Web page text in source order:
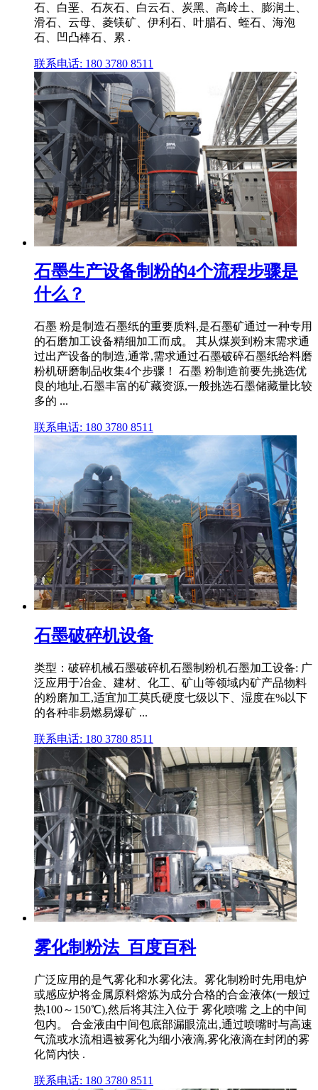
石、白垩、石灰石、白云石、炭黑、高岭土、膨润土、
滑石、云母、菱镁矿、伊利石、叶腊石、蛭石、海泡
石、凹凸棒石、累 .
联系电话: 180 3780 8511
石墨生产设备制粉的4个流程步骤是
什么？
石墨 粉是制造石墨纸的重要质料,是石墨矿通过一种专用
的石磨加工设备精细加工而成。 其从煤炭到粉末需求通
过出产设备的制造,通常,需求通过石墨破碎石墨纸给料磨
粉机研磨制品收集4个步骤！ 石墨 粉制造前要先挑选优
良的地址,石墨丰富的矿藏资源,一般挑选石墨储藏量比较
多的 ...
联系电话: 180 3780 8511
石墨破碎机设备
类型：破碎机械石墨破碎机石墨制粉机石墨加工设备: 广
泛应用于冶金、建材、化工、矿山等领域内矿产品物料
的粉磨加工,适宜加工莫氏硬度七级以下、湿度在%以下
的各种非易燃易爆矿 ...
联系电话: 180 3780 8511
雾化制粉法_百度百科
广泛应用的是气雾化和水雾化法。雾化制粉时先用电炉
或感应炉将金属原料熔炼为成分合格的合金液体(一般过
热100～150℃),然后将其注入位于 雾化喷嘴 之上的中间
包内。 合金液由中间包底部漏眼流出,通过喷嘴时与高速
气流或水流相遇被雾化为细小液滴,雾化液滴在封闭的雾
化筒内快 .
联系电话: 180 3780 8511